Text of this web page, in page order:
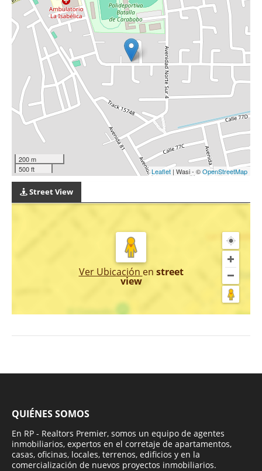
200 m
500 ft
Leaflet | Wasi - ©OpenStreetMap
Street View
Ver Ubicación en street
view
QUIÉNES SOMOS
En RP - Realtors Premier, somos un equipo de agentes
inmobiliarios, expertos en el corretaje de apartamentos,
casas, oficinas, locales, terrenos, edificios y en la
comercialización de nuevos proyectos inmobiliarios.